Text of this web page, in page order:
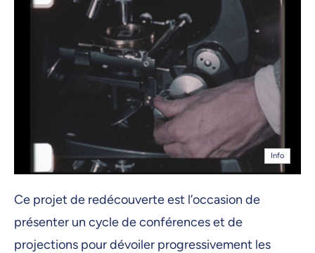
Info
Ce projet de redécouverte est l’occasion de
présenter un cycle de conférences et de
projections pour dévoiler progressivement les